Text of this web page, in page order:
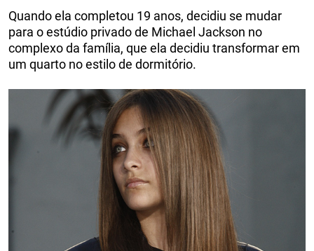
Quando ela completou 19 anos, decidiu se mudar
para o estúdio privado de Michael Jackson no
complexo da família, que ela decidiu transformar em
um quarto no estilo de dormitório.